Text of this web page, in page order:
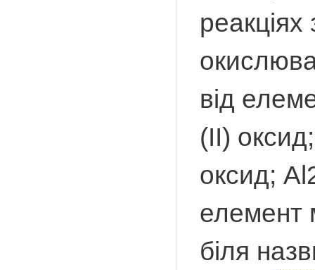
від
(ІІ)
оксид;
елемент
біля